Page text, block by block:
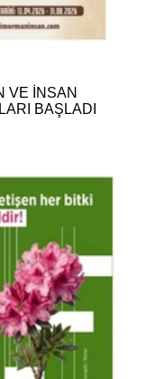
VE İNSAN
BAŞLADI